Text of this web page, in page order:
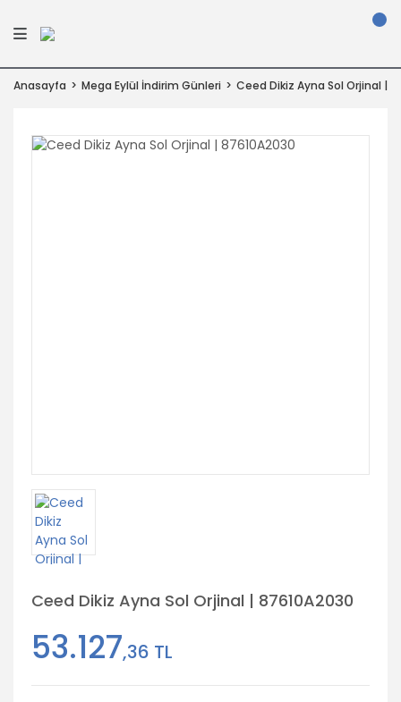
Anasayfa Mega Eylül İndirim Günleri Ceed Dikiz Ayna Sol Orjinal |
Ceed Dikiz Ayna Sol Orjinal | 87610A2030
53.127,36 TL